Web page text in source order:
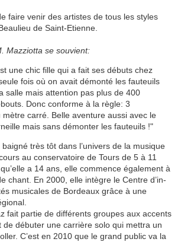
faire venir des artistes de tous les styles
de Saint-Etienne.
Mazziotta se souvient:
une chic fille qui a fait ses débuts chez
fois où on avait démonté les fauteuils
salle mais attention pas plus de 400
Donc conforme à la règle: 3
mètre carré. Belle aventure aussi avec le
mais sans démonter les fauteuils !"
très tôt dans l’uni­vers de la musique
au conser­va­toire de Tours de 5 à 11
a 14 ans, elle commence égale­ment à
chant. En 2000, elle intègre le Centre d’in­
musi­cales de Bordeaux grâce à une
fait partie de diffé­rents groupes aux accents
de débu­ter une carrière solo qui mettra un
C’est en 2010 que le grand public va la